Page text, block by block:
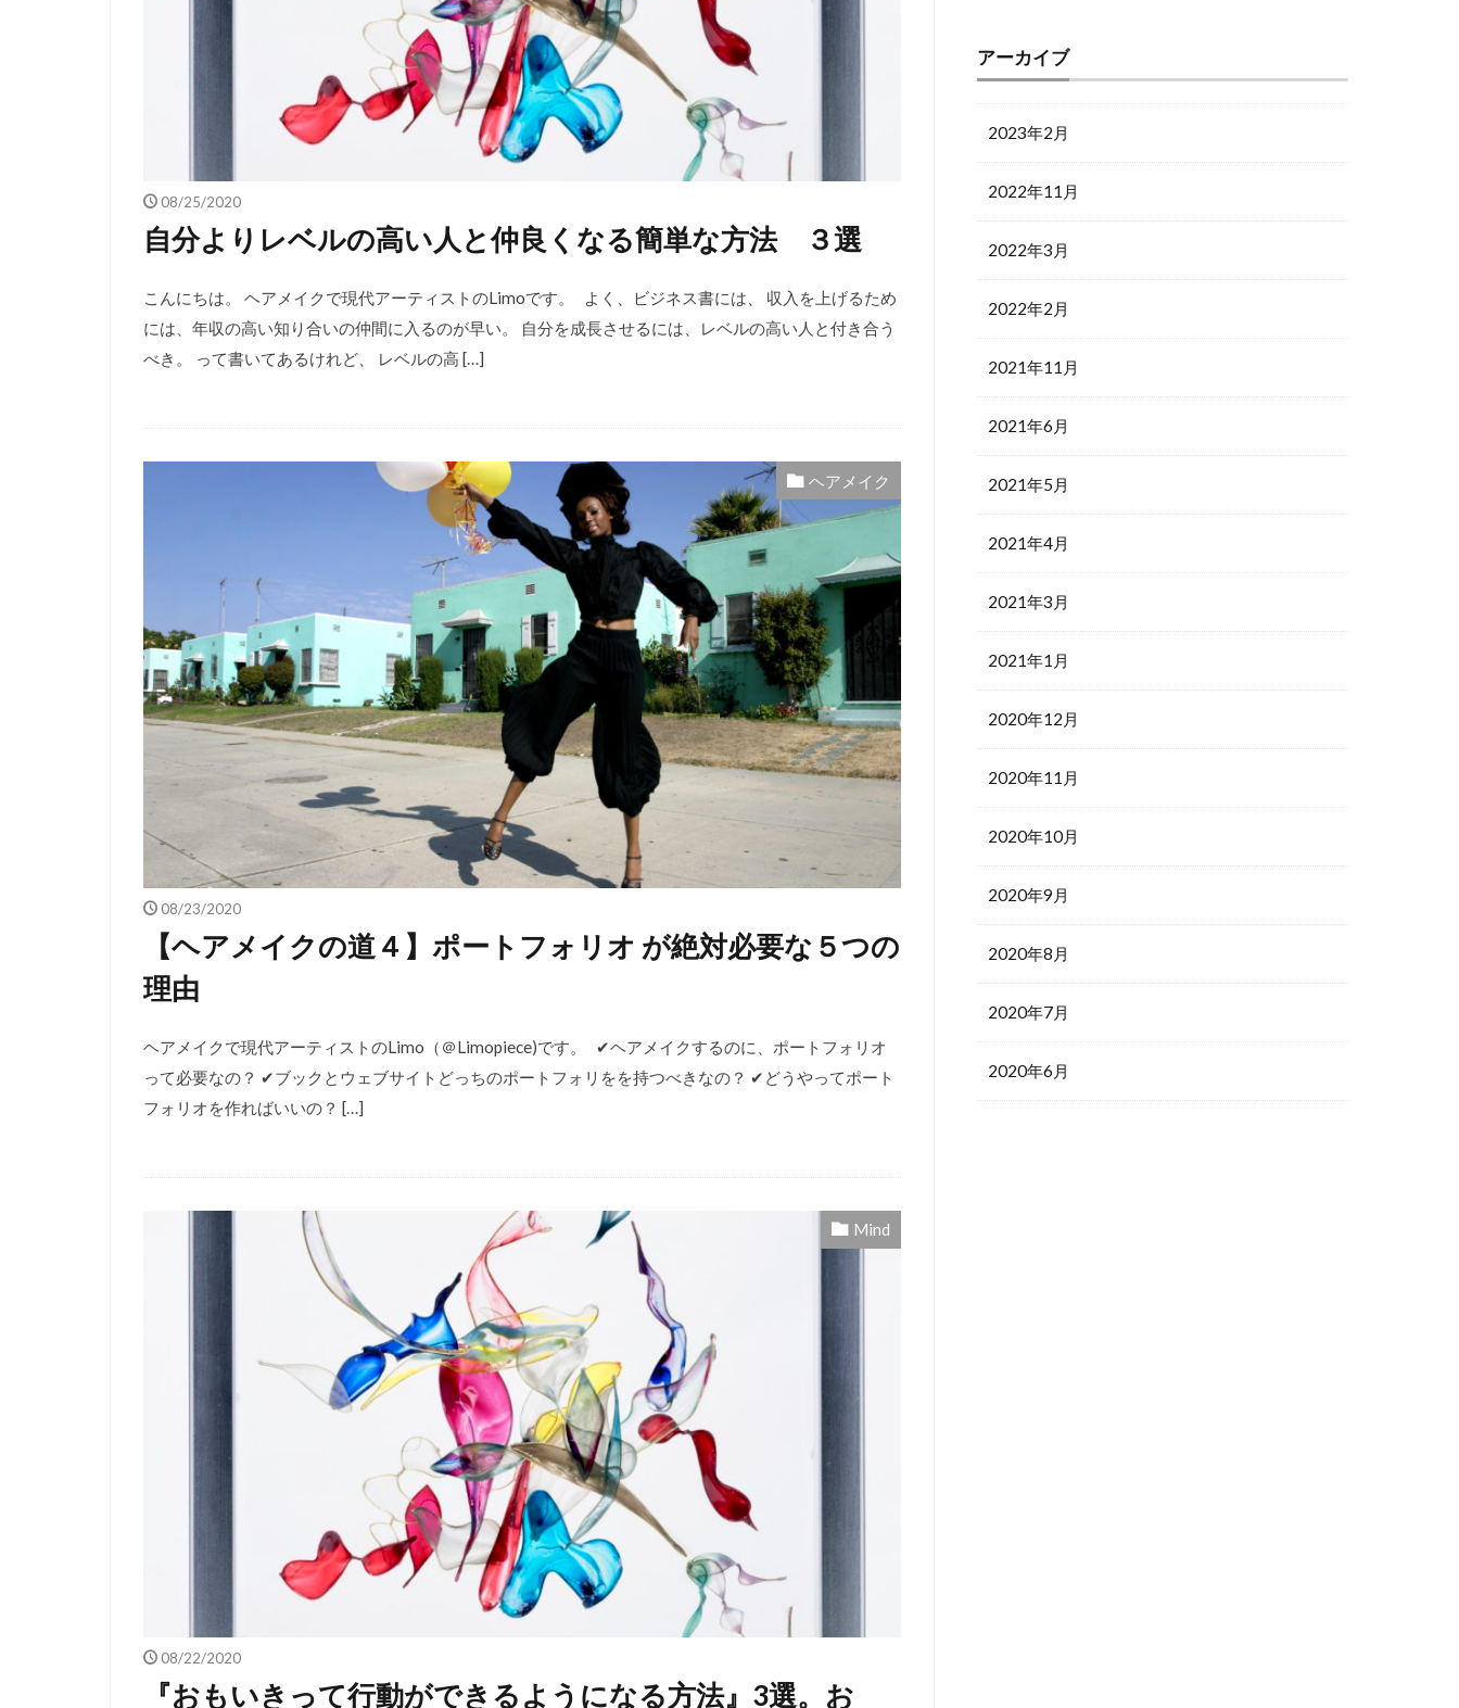
08/25/2020
自分よりレベルの高い人と仲良くなる簡単な方法 ３選
こんにちは。 ヘアメイクで現代アーティストのLimoです。 よく、ビジネス書には、 収入を上げるため
には、年収の高い知り合いの仲間に入るのが早い。 自分を成長させるには、レベルの高い人と付き合う
べき。 って書いてあるけれど、 レベルの高 […]
ヘアメイク
08/23/2020
【ヘアメイクの道４】ポートフォリオ が絶対必要な５つの
理由
ヘアメイクで現代アーティストのLimo（＠Limopiece)です。 ✔︎ヘアメイクするのに、ポートフォリオ
って必要なの？ ✔︎ブックとウェブサイトどっちのポートフォリをを持つべきなの？ ✔︎どうやってポート
フォリオを作ればいいの？ […]
Mind
08/22/2020
『おもいきって行動ができるようになる方法』3選。お
アーカイブ
2023年2月
2022年11月
2022年3月
2022年2月
2021年11月
2021年6月
2021年5月
2021年4月
2021年3月
2021年1月
2020年12月
2020年11月
2020年10月
2020年9月
2020年8月
2020年7月
2020年6月